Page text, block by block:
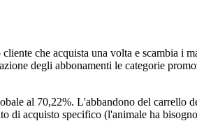
che acquista una volta e scambia i
degli abbonamenti le categorie
al 70,22%. L'abbandono del carrello
di acquisto specifico (l'animale ha